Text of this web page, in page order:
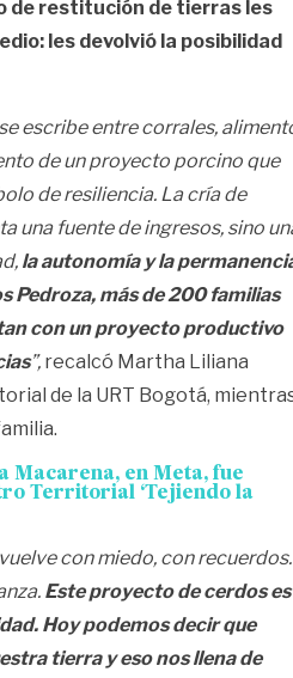
de restitución de tierras les
les devolvió la posibilidad
escribe entre corrales,
de un proyecto porcino que
de resiliencia. La cría de
una fuente de ingresos, sino
la autonomía y la
Pedroza, más de 200 familias
con un proyecto productivo
”, recalcó Martha Liliana
de la URT Bogotá,
Macarena, en Meta, fue
Territorial ‘Tejiendo la
con miedo, con recuerdos.
Este proyecto de cerdos es
Hoy podemos decir que
tierra y eso nos llena de